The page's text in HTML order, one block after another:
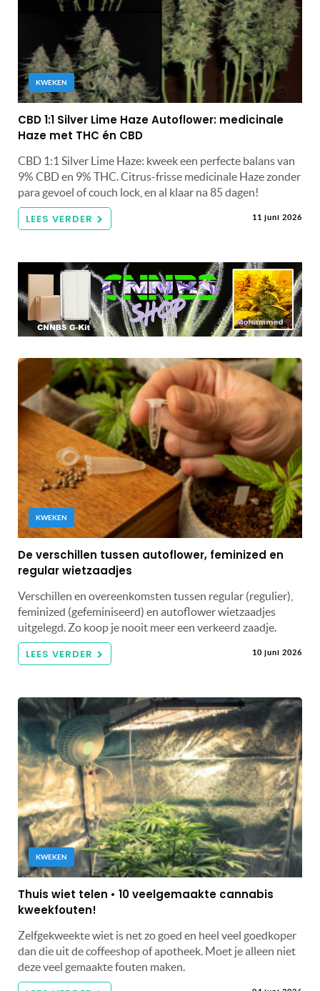
KWEKEN
CBD 1:1 Silver Lime Haze Autoflower: medicinale
Haze met THC én CBD
CBD 1:1 Silver Lime Haze: kweek een perfecte balans van
9% CBD en 9% THC. Citrus-frisse medicinale Haze zonder
para gevoel of couch lock, en al klaar na 85 dagen!
LEES VERDER 11 juni 2026
KWEKEN
De verschillen tussen autoflower, feminized en
regular wietzaadjes
Verschillen en overeenkomsten tussen regular (regulier),
feminized (gefeminiseerd) en autoflower wietzaadjes
uitgelegd. Zo koop je nooit meer een verkeerd zaadje.
LEES VERDER 10 juni 2026
KWEKEN
Thuis wiet telen • 10 veelgemaakte cannabis
kweekfouten!
Zelfgekweekte wiet is net zo goed en heel veel goedkoper
dan die uit de coffeeshop of apotheek. Moet je alleen niet
deze veel gemaakte fouten maken.